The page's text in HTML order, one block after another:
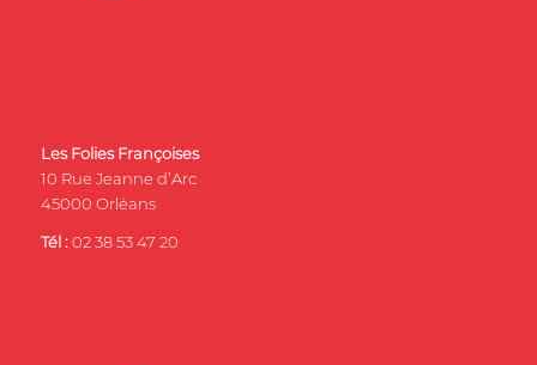
Les Folies Françoises
10 Rue Jeanne d’Arc
45000 Orléans
Tél : 02 38 53 47 20